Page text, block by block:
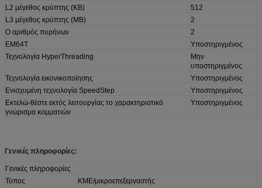
L2 μέγεθος κρύπτης (KB)
512
L3 μέγεθος κρύπτης (ΜΒ)
2
Ο αριθμός πυρήνων
2
EM64T
Υποστηριγμένος
Τεχνολογία HyperThreading
Μην
υποστηριγμένος
Τεχνολογία εικονικοποίησης
Υποστηριγμένος
Ενισχυμένη τεχνολογία SpeedStep
Υποστηριγμένος
Εκτελώ-θέστε εκτός λειτουργίας το χαρακτηριστικό
γνώρισμα κομματιών
Υποστηριγμένος
Γενικές πληροφορίες:
Γενικές πληροφορίες
Τύπος
ΚΜΕ/μικροεπεξεργαστής